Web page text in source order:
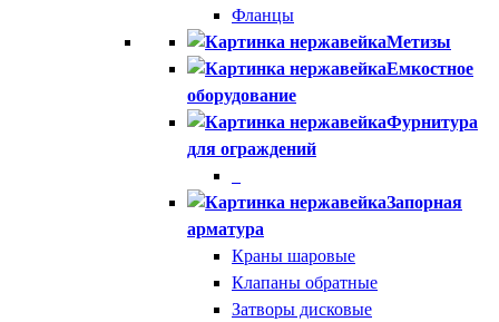
Фланцы
Метизы
Емкостное
оборудование
Фурнитура
для ограждений
Запорная
арматура
Краны шаровые
Клапаны обратные
Затворы дисковые